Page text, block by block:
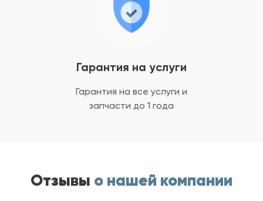
Гарантия на услуги
Гарантия на все услуги и
запчасти до 1 года
Отзывы о нашей компании